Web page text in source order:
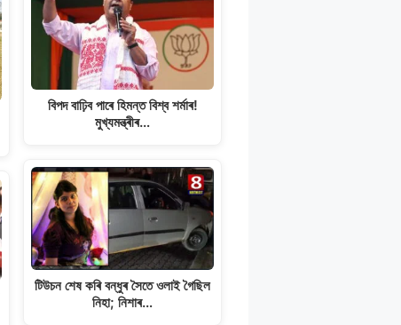
বিপদ বাঢ়িব পাৰে হিমন্ত বিশ্ব শৰ্মাৰ!
মুখ্যমন্ত্ৰীৰ…
টিউচন শেষ কৰি বন্ধুৰ সৈতে ওলাই গৈছিল
নিহা; নিশাৰ…